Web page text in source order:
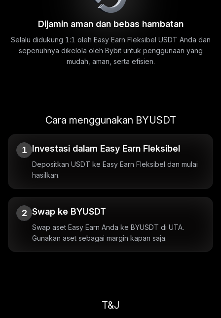
Dijamin aman dan bebas hambatan
Selalu didukung 1:1 oleh Easy Earn Fleksibel USDT Anda dan
sepenuhnya dikelola oleh Bybit untuk penggunaan yang
mudah, aman, serta efisien.
Cara menggunakan BYUSDT
1 Investasi dalam Easy Earn Fleksibel
Depositkan USDT ke Easy Earn Fleksibel dan mulai
hasilkan.
2 Swap ke BYUSDT
Swap aset Easy Earn Anda ke BYUSDT di UTA.
Gunakan aset sebagai margin kapan saja.
T&J